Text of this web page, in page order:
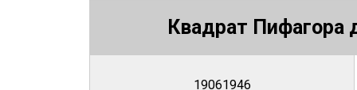
Квадрат Пифагора
19061946